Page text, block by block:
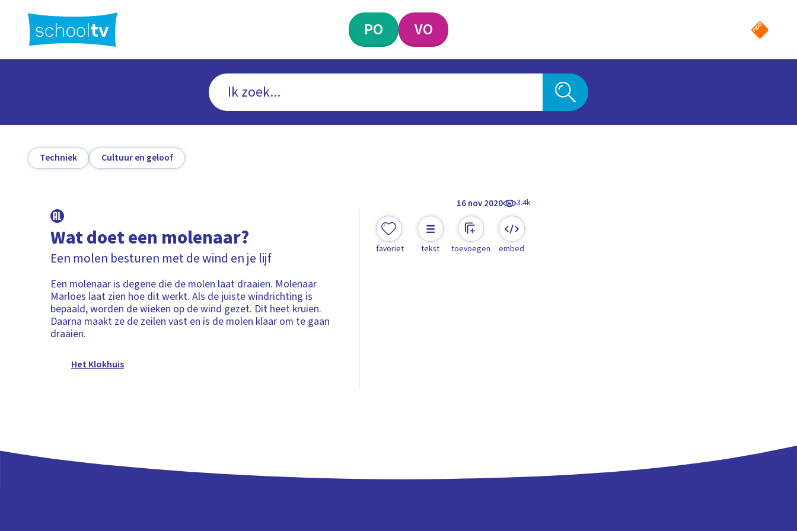
hoofdinhoud
PO VO
Techniek Cultuur en geloof
16 nov 2020 3.4k
Wat doet een molenaar?
Een molen besturen met de wind en je lijf
Een molenaar is degene die de molen laat draaien. Molenaar
Marloes laat zien hoe dit werkt. Als de juiste windrichting is
bepaald, worden de wieken op de wind gezet. Dit heet kruien.
Daarna maakt ze de zeilen vast en is de molen klaar om te gaan
draaien.
Het Klokhuis
favoriet tekst toevoegen embed